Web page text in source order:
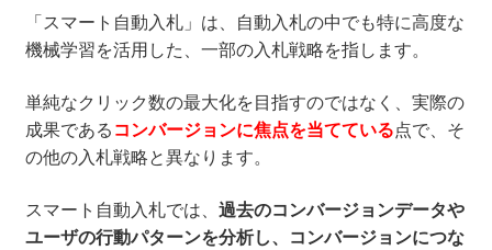
「スマート自動入札」は、自動入札の中でも特に高度な
機械学習を活用した、一部の入札戦略を指します。
単純なクリック数の最大化を目指すのではなく、実際の
成果である コンバージョンに焦点を当てている点で、そ
の他の入札戦略と異なります。
スマート自動入札では、 過去のコンバージョンデータや
ユーザの行動パターンを分析し、コンバージョンにつな